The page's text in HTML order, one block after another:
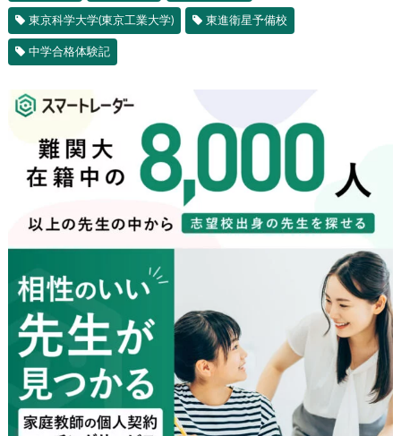
東京科学大学(東京工業大学) 東進衛星予備校
中学合格体験記